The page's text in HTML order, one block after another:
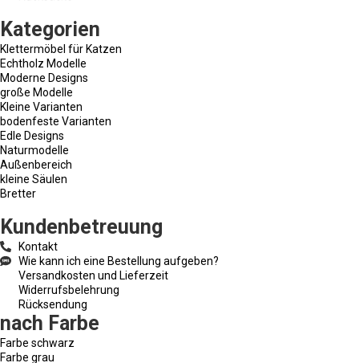
Kategorien
Klettermöbel für Katzen
Echtholz Modelle
Moderne Designs
große Modelle
Kleine Varianten
bodenfeste Varianten
Edle Designs
Naturmodelle
Außenbereich
kleine Säulen
Bretter
Kundenbetreuung
Kontakt
Wie kann ich eine Bestellung aufgeben?
Versandkosten und Lieferzeit
Widerrufsbelehrung
Rücksendung
nach Farbe
Farbe schwarz
Farbe grau